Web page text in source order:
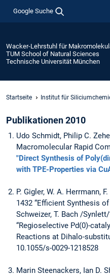
Google Suche
Wacker-Lehrstuhl für
TUM School of Natural Sciences
Technische Universität München
Startseite Institut für
Publikationen 2010
Udo Schmidt, Philip C.
Macromolecular Rapid
"Direct Synthesis of
with TPE-Properties via
P. Gigler, W. A. Herrmann,
1432 “Efficient Synthesis
Schweizer, T. Bach /
“Regioselective Pd(0)-
Reactions at Dihalo-
10.1055/s-0029-1218528
Marin Steenackers, Ian D.